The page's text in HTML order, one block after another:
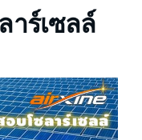
าร์เซลล์